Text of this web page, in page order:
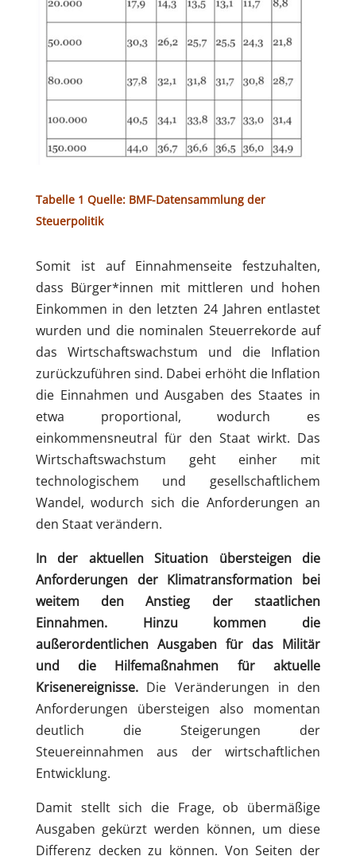
Tabelle 1 Quelle: BMF-Datensammlung der
Steuerpolitik
Somit ist auf Einnahmenseite festzuhalten,
dass Bürger*innen mit mittleren und hohen
Einkommen in den letzten 24 Jahren entlastet
wurden und die nominalen Steuerrekorde auf
das Wirtschaftswachstum und die Inflation
zurückzuführen sind. Dabei erhöht die Inflation
die Einnahmen und Ausgaben des Staates in
etwa proportional, wodurch es
einkommensneutral für den Staat wirkt. Das
Wirtschaftswachstum geht einher mit
technologischem und gesellschaftlichem
Wandel, wodurch sich die Anforderungen an
den Staat verändern.
In der aktuellen Situation übersteigen die
Anforderungen der Klimatransformation bei
weitem den Anstieg der staatlichen
Einnahmen. Hinzu kommen die
außerordentlichen Ausgaben für das Militär
und die Hilfemaßnahmen für aktuelle
Krisenereignisse.Die Veränderungen in den
Anforderungen übersteigen also momentan
deutlich die Steigerungen der
Steuereinnahmen aus der wirtschaftlichen
Entwicklung.
Damit stellt sich die Frage, ob übermäßige
Ausgaben gekürzt werden können, um diese
Differenz decken zu können. Von Seiten der